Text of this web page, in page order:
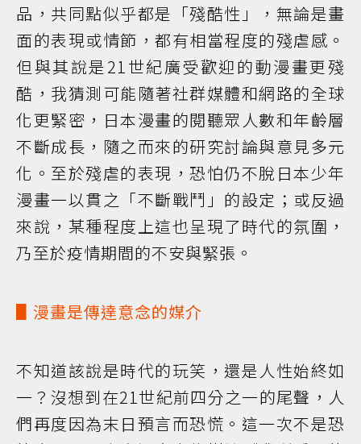
品，共同點似乎都是「殘酷性」，無論是畫
面的表現或情節，都有相當程度的殘虐感。
但與其說是21世紀廣受歡迎的動漫畫更殘
酷，我猜測可能隨著社群媒體和網路的全球
化更緊密，日本漫畫的閱聽眾人數和年齡層
不斷成長，隨之而來的研究討論與意見多元
化。至於殘虐的表現，恐怕仍不脫日本少年
漫畫一以貫之「不斷戰鬥」的設定；或反過
來說，某種程度上這也呈現了時代的氛圍，
乃至於疫情期間的不安與緊張。
▋漫畫是傳達意念的媒介
不知道該說是時代的玩笑，還是人性始終如
一？沒想到在21世紀前四分之一的尾聲，人
們再度因為末日預言而恐慌。這一次不是恐